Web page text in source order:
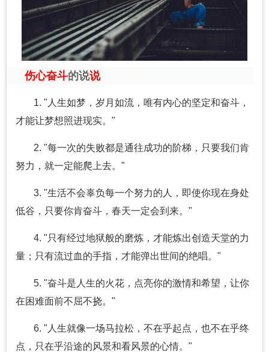
伤心奋斗的说说
1. "人生如梦，岁月如流，唯有内心的坚定和奋斗，
才能让梦想照进现实。"
2. "每一次的失败都是通往成功的阶梯，只要我们肯
努力，就一定能爬上去。"
3. "生活不会辜负每一个努力的人，即使你现在身处
低谷，只要你肯奋斗，春天一定会到来。"
4. "只有经过地狱般的磨炼，才能炼出创造天堂的力
量；只有流过血的手指，才能弹出世间的绝唱。"
5. "奋斗是人生的火花，点亮你的激情和希望，让你
在困难面前不屈不挠。"
6. "人生就像一场马拉松，不在乎起点，也不在乎终
点，只在乎沿途的风景和看风景的心情。"